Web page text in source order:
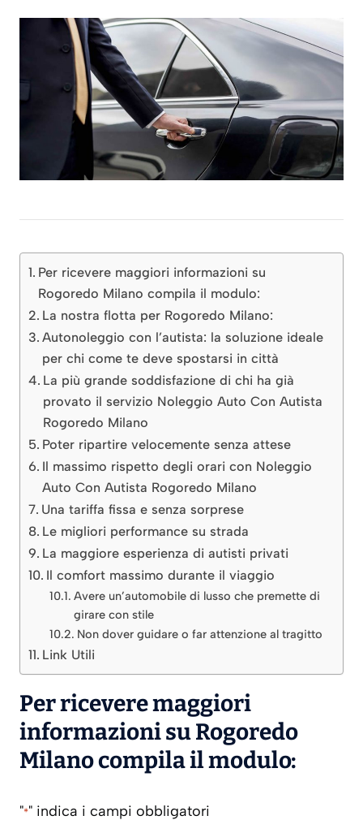
Per ricevere maggiori informazioni su
Rogoredo Milano compila il modulo:
La nostra flotta per Rogoredo Milano:
Autonoleggio con l’autista: la soluzione ideale
per chi come te deve spostarsi in città
La più grande soddisfazione di chi ha già
provato il servizio Noleggio Auto Con Autista
Rogoredo Milano
Poter ripartire velocemente senza attese
Il massimo rispetto degli orari con Noleggio
Auto Con Autista Rogoredo Milano
Una tariffa fissa e senza sorprese
Le migliori performance su strada
La maggiore esperienza di autisti privati
Il comfort massimo durante il viaggio
Avere un’automobile di lusso che premette di
girare con stile
Non dover guidare o far attenzione al tragitto
Link Utili
Per ricevere maggiori
informazioni su Rogoredo
Milano compila il modulo:
"*" indica i campi obbligatori